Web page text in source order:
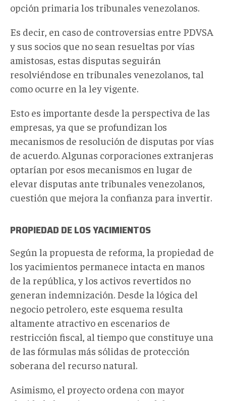
opción primaria los tribunales venezolanos.
Es decir, en caso de controversias entre PDVSA
y sus socios que no sean resueltas por vías
amistosas, estas disputas seguirán
resolviéndose en tribunales venezolanos, tal
como ocurre en la ley vigente.
Esto es importante desde la perspectiva de las
empresas, ya que se profundizan los
mecanismos de resolución de disputas por vías
de acuerdo. Algunas corporaciones extranjeras
optarían por esos mecanismos en lugar de
elevar disputas ante tribunales venezolanos,
cuestión que mejora la confianza para invertir.
PROPIEDAD DE LOS YACIMIENTOS
Según la propuesta de reforma, la propiedad de
los yacimientos permanece intacta en manos
de la república, y los activos revertidos no
generan indemnización. Desde la lógica del
negocio petrolero, este esquema resulta
altamente atractivo en escenarios de
restricción fiscal, al tiempo que constituye una
de las fórmulas más sólidas de protección
soberana del recurso natural.
Asimismo, el proyecto ordena con mayor